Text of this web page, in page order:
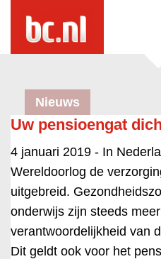
Nieuws
Uw pensioengat
4 januari 2019 - In
Wereldoorlog de
uitgebreid.
onderwijs zijn steeds
verantwoordelijkheid van
Dit geldt ook voor het